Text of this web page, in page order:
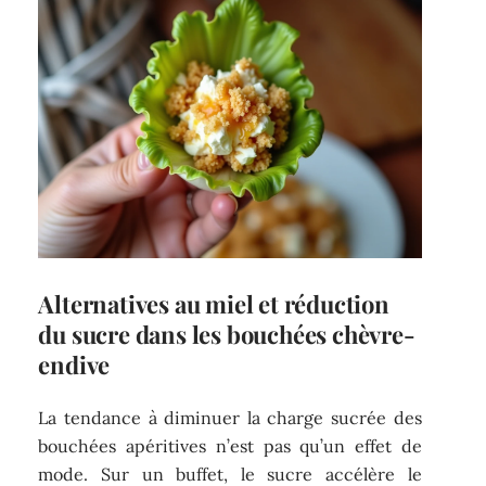
Alternatives au miel et réduction
du sucre dans les bouchées chèvre-
endive
La tendance à diminuer la charge sucrée des
bouchées apéritives n’est pas qu’un effet de
mode. Sur un buffet, le sucre accélère le